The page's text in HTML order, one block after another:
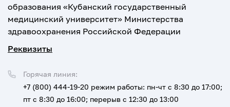
образования «Кубанский государственный
медицинский университет» Министерства
здравоохранения Российской Федерации
Реквизиты
Горячая линия:
+7 (800) 444-19-20 режим работы: пн-чт с 8:30 до 17:00;
пт с 8:30 до 16:00; перерыв с 12:30 до 13:00